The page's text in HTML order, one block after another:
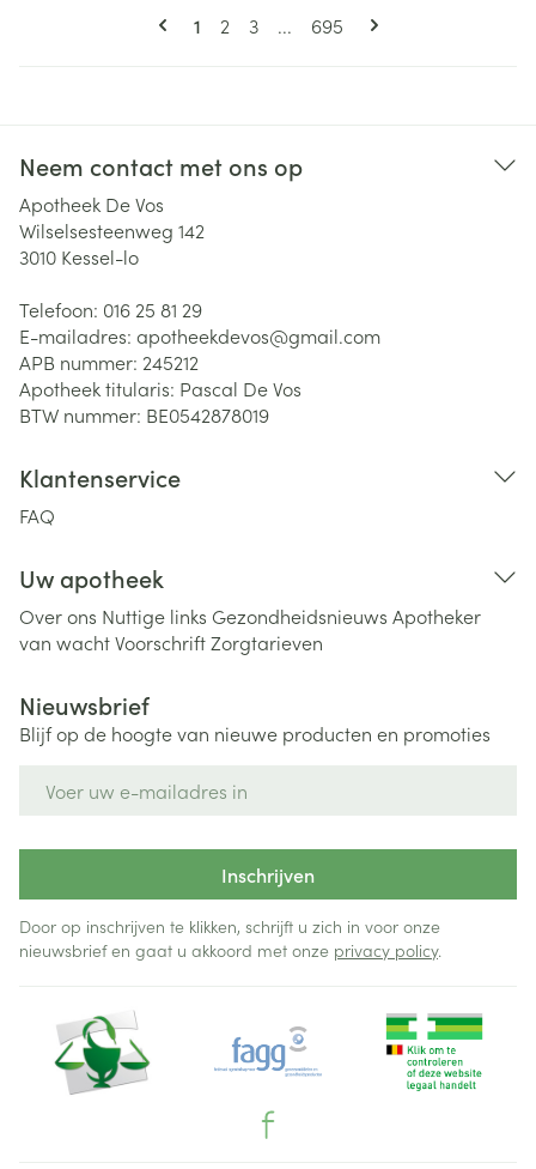
Pagina's
U lees momenteel pagina
1 Pagina
2 Pagina
3 ... Pagina
695
Neem contact met ons op
Apotheek De Vos
Wilselsesteenweg 142
3010 Kessel-lo
Telefoon: 016 25 81 29
E-mailadres: apotheekdevos@gmail.com
APB nummer: 245212
Apotheek titularis: Pascal De Vos
BTW nummer: BE0542878019
Klantenservice
FAQ
Uw apotheek
Over ons Nuttige links Gezondheidsnieuws Apotheker
van wachtVoorschriftZorgtarieven
Nieuwsbrief
Blijf op de hoogte van nieuwe producten en promoties
Inschrijven
Door op inschrijven te klikken, schrijft u zich in voor onze
nieuwsbrief en gaat u akkoord met onze privacy policy.